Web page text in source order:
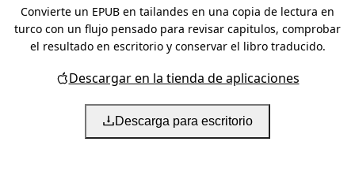
Convierte un EPUB en tailandes en una copia de lectura en
turco con un flujo pensado para revisar capitulos, comprobar
el resultado en escritorio y conservar el libro traducido.
Descargar en la tienda de aplicaciones
Descarga para escritorio